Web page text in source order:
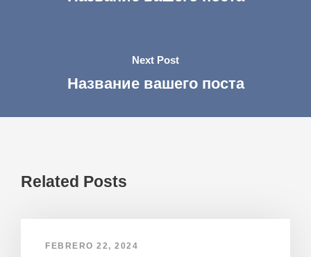
Next Post
Название вашего поста
Related Posts
FEBRERO 22, 2024